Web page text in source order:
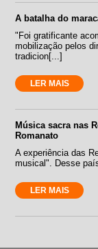
A batalha do
"Foi gratificante
mobilização pelos
tradicion[...]
LER MAIS
Música sacra nas
Romanato
A experiência das
musical". Desse
LER MAIS